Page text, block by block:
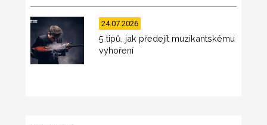
24.07.2026
5 tipů, jak předejít muzikantskému
vyhoření